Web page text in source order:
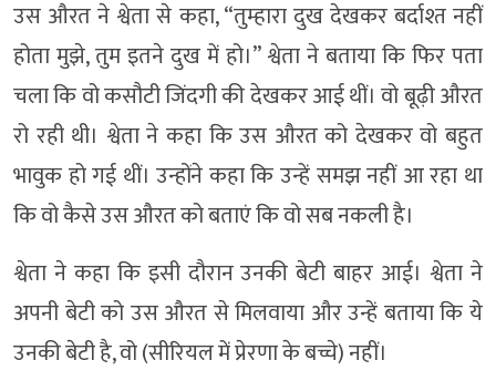
उस औरत ने श्वेता से कहा, “तुम्हारा दुख देखकर बर्दाश्त नहीं
होता मुझे, तुम इतने दुख में हो।” श्वेता ने बताया कि फिर पता
चला कि वो कसौटी जिंदगी की देखकर आई थीं। वो बूढ़ी औरत
रो रही थी। श्वेता ने कहा कि उस औरत को देखकर वो बहुत
भावुक हो गई थीं। उन्होंने कहा कि उन्हें समझ नहीं आ रहा था
कि वो कैसे उस औरत को बताएं कि वो सब नकली है।
श्वेता ने कहा कि इसी दौरान उनकी बेटी बाहर आई। श्वेता ने
अपनी बेटी को उस औरत से मिलवाया और उन्हें बताया कि ये
उनकी बेटी है, वो (सीरियल में प्रेरणा के बच्चे) नहीं।